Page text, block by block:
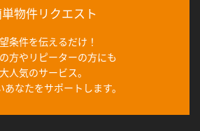
物件リクエスト
条件を伝えるだけ！
方やリピーターの方にも
大人気のサービス。
あなたをサポートします。